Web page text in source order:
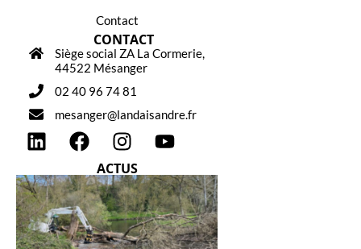
Contact
CONTACT
Siège social ZA La Cormerie,
44522 Mésanger
02 40 96 74 81
mesanger@landaisandre.fr
ACTUS